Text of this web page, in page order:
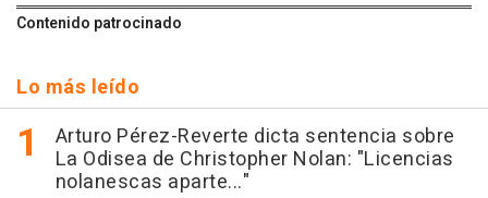
Contenido patrocinado
Lo más leído
Arturo Pérez-Reverte dicta sentencia sobre
La Odisea de Christopher Nolan: "Licencias
nolanescas aparte..."